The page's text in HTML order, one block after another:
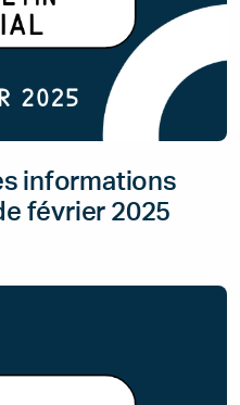
informations
février 2025